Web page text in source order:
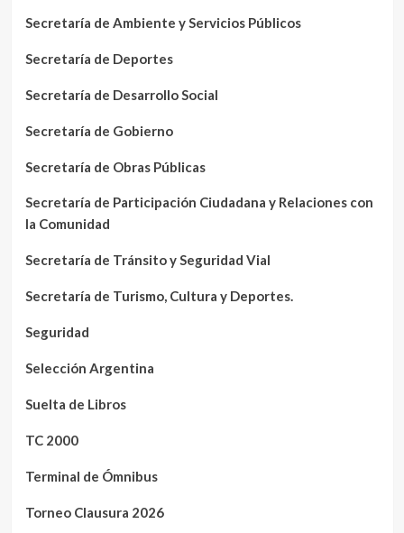
Secretaría de Ambiente y Servicios Públicos
Secretaría de Deportes
Secretaría de Desarrollo Social
Secretaría de Gobierno
Secretaría de Obras Públicas
Secretaría de Participación Ciudadana y Relaciones con
la Comunidad
Secretaría de Tránsito y Seguridad Vial
Secretaría de Turismo, Cultura y Deportes.
Seguridad
Selección Argentina
Suelta de Libros
TC 2000
Terminal de Ómnibus
Torneo Clausura 2026